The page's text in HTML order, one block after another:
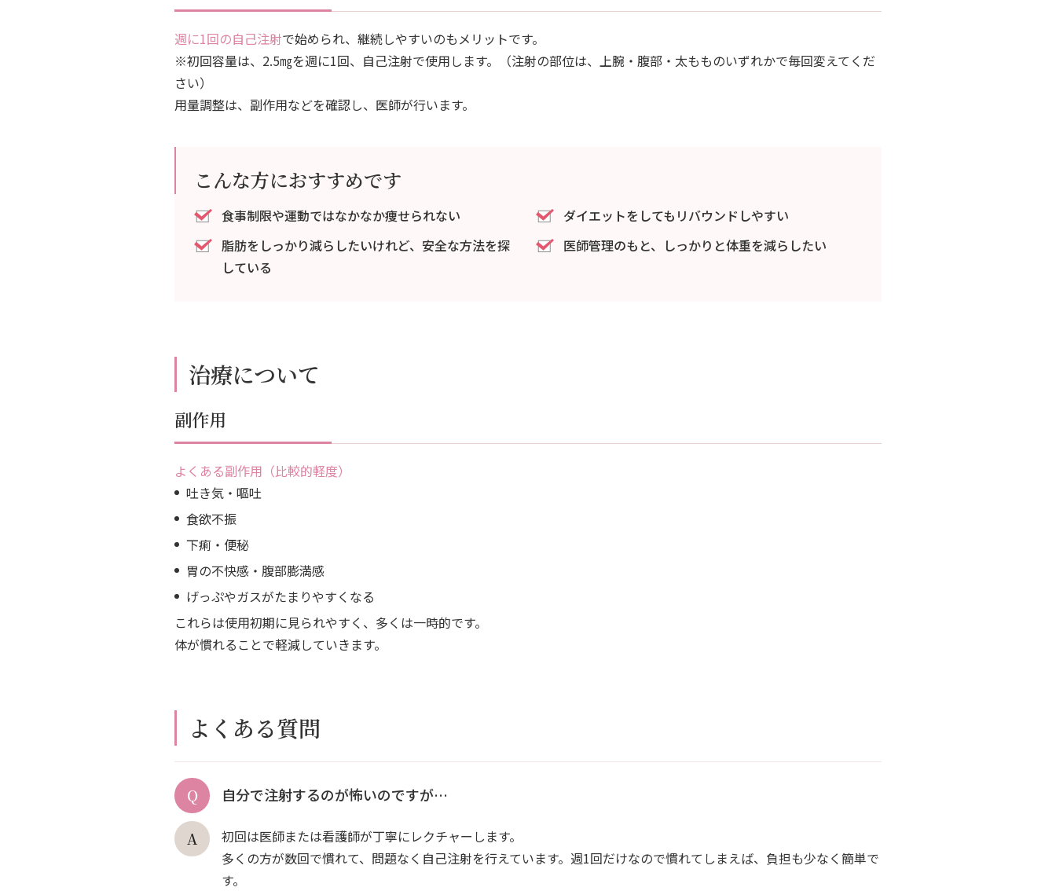
週に1回の自己注射で始められ、継続しやすいのもメリットです。
※初回容量は、2.5㎎を週に1回、自己注射で使用します。（注射の部位は、上腕・腹部・太もものいずれかで毎回変えてくだ
さい）
用量調整は、副作用などを確認し、医師が行います。
こんな方におすすめです
食事制限や運動ではなかなか痩せられない
脂肪をしっかり減らしたいけれど、安全な方法を探
している
ダイエットをしてもリバウンドしやすい
医師管理のもと、しっかりと体重を減らしたい
治療について
副作用
よくある副作用（比較的軽度）
吐き気・嘔吐
食欲不振
下痢・便秘
胃の不快感・腹部膨満感
げっぷやガスがたまりやすくなる
これらは使用初期に見られやすく、多くは一時的です。
体が慣れることで軽減していきます。
よくある質問
自分で注射するのが怖いのですが…
初回は医師または看護師が丁寧にレクチャーします。
多くの方が数回で慣れて、問題なく自己注射を行えています。週1回だけなので慣れてしまえば、負担も少なく簡単で
す。